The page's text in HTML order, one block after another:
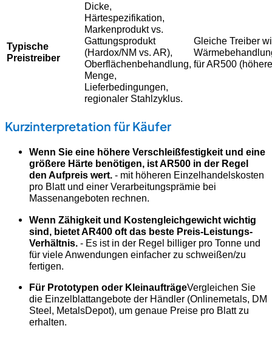
Typische
Preistreiber
Dicke,
Härtespezifikation,
Markenprodukt vs.
Gattungsprodukt
(Hardox/NM vs. AR),
Oberflächenbehandlung,
Menge,
Lieferbedingungen,
regionaler Stahlzyklus.
Gleiche Treiber
für AR500
Kurzinterpretation für Käufer
Wenn Sie eine höhere Verschleißfestigkeit und eine
größere Härte benötigen, ist AR500 in der Regel
den Aufpreis wert. - mit höheren Einzelhandelskosten
pro Blatt und einer Verarbeitungsprämie bei
Massenangeboten rechnen.
Wenn Zähigkeit und Kostengleichgewicht wichtig
sind, bietet AR400 oft das beste Preis-Leistungs-
Verhältnis. - Es ist in der Regel billiger pro Tonne und
für viele Anwendungen einfacher zu schweißen/zu
fertigen.
Für Prototypen oder KleinaufträgeVergleichen Sie
die Einzelblattangebote der Händler (Onlinemetals, DM
Steel, MetalsDepot), um genaue Preise pro Blatt zu
erhalten.